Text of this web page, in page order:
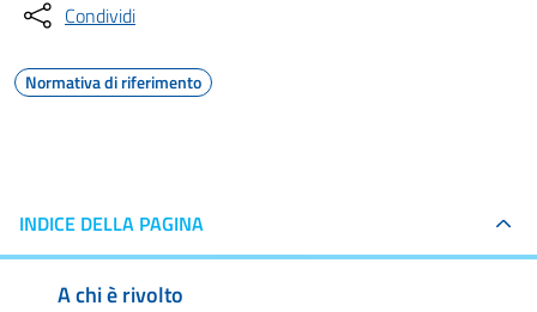
Condividi
Normativa di riferimento
INDICE DELLA PAGINA
A chi è rivolto